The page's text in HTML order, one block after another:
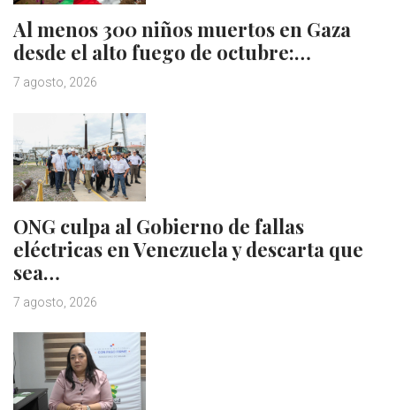
Al menos 300 niños muertos en Gaza
desde el alto fuego de octubre:…
7 agosto, 2026
ONG culpa al Gobierno de fallas
eléctricas en Venezuela y descarta que
sea…
7 agosto, 2026